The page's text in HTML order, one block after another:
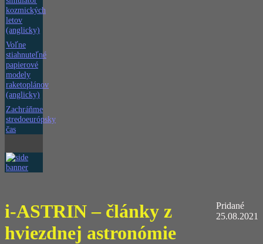
kozmických
letov
(anglicky)
Voľne
stiahnuteľné
papierové
modely
raketoplánov
(anglicky)
Zachráňme
stredoeurópsky
čas
Pridané
25.08.2021
i-ASTRIN – články z
hviezdnej astronómie